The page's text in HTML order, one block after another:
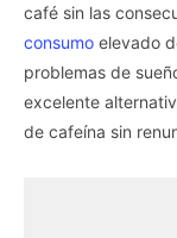
café sin las
consumo elevado
problemas de
excelente
de cafeína sin